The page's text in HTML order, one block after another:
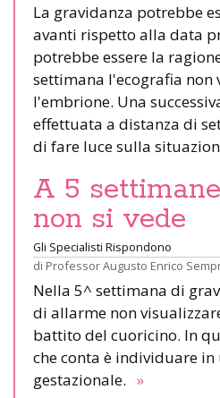
La gravidanza potrebbe
avanti rispetto alla data
potrebbe essere la
settimana l'ecografia non
l'embrione. Una
effettuata a distanza di
di fare luce sulla
A 5
non si vede
Gli Specialisti Rispondono
di Professor Augusto Enrico
Nella 5^ settimana di
di allarme non
battito del cuoricino. In
che conta è individuare
gestazionale. »